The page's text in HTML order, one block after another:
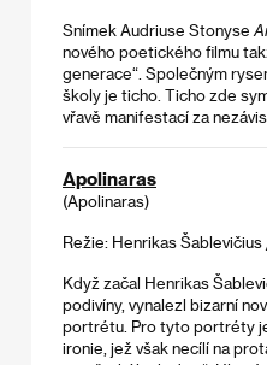
Snímek Audriuse Stonyse
nového poetického filmu
generace“. Společným
školy je ticho. Ticho zde
vřavě manifestací za
Apolinaras
(Apolinaras)
Režie: Henrikas Šablevičius
Když začal Henrikas
podivíny, vynalezl bizarní
portrétu. Pro tyto portréty
ironie, jež však necílí na